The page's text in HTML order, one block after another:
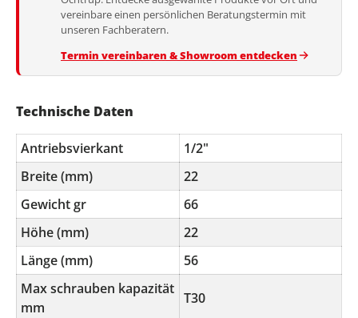
vereinbare einen persönlichen Beratungstermin mit
unseren Fachberatern.
Termin vereinbaren & Showroom entdecken
Technische Daten
Antriebsvierkant
1/2"
Breite (mm)
22
Gewicht gr
66
Höhe (mm)
22
Länge (mm)
56
Max schrauben kapazität
mm
T30